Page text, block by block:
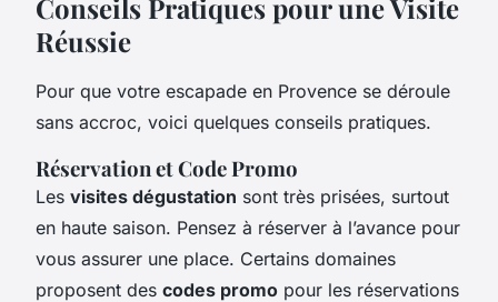
Conseils Pratiques pour une Visite
Réussie
Pour que votre escapade en Provence se déroule
sans accroc, voici quelques conseils pratiques.
Réservation et Code Promo
Les visites dégustation sont très prisées, surtout
en haute saison. Pensez à réserver à l’avance pour
vous assurer une place. Certains domaines
proposent des codes promo pour les réservations